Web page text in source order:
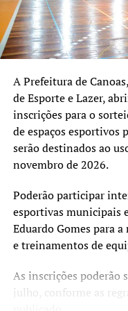
com o secretário Ely
professor Marcelo
Craque Academy, e a
pelas aulas,
O secretário Ely Silva
continuidade do
para manter a
considerado um
período da próxima
com a proposta de
de profissionais
A Prefeitura de
de Esporte e Lazer,
inscrições para o
de espaços esportivos
serão destinados ao
novembro de 2026.
Poderão participar
esportivas municipais
Eduardo Gomes para
e treinamentos de
As inscrições poderão
julho, conforme as